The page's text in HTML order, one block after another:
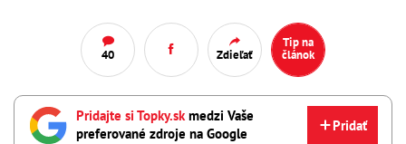
40 Zdieľať
Tip na
článok
Pridajte si Topky.skmedzi Vaše
preferované zdroje na Google
Pridať